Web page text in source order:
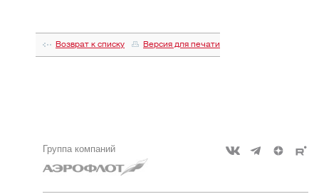
Возврат к списку Версия для печати
Группа компаний